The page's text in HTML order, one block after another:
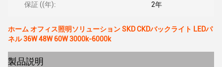
保証 ((年): 2年
ホーム オフィス照明ソリューション SKD CKDバックライト LEDパ
ネル 36W 48W 60W 3000k-6000k
製品説明